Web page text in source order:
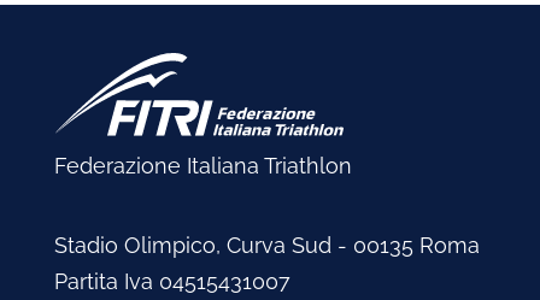
Federazione Italiana Triathlon
Stadio Olimpico, Curva Sud - 00135 Roma
Partita Iva 04515431007